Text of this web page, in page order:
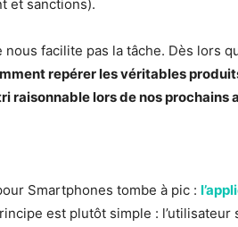
et sanctions).
facilite pas la tâche. Dès lors
repérer les véritables
raisonnable lors de nos prochains
Smartphones tombe à pic :
est plutôt simple : l’utilisateur